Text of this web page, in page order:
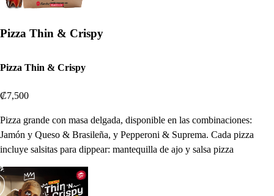
Pizza Thin & Crispy
Pizza Thin & Crispy
₡7,500
Pizza grande con masa delgada, disponible en las combinaciones:
Jamón y Queso & Brasileña, y Pepperoni & Suprema. Cada pizza
incluye salsitas para dippear: mantequilla de ajo y salsa pizza